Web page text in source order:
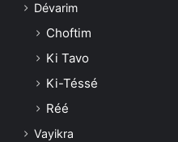
Dévarim
Choftim
Ki Tavo
Ki-Téssé
Réé
Vayikra